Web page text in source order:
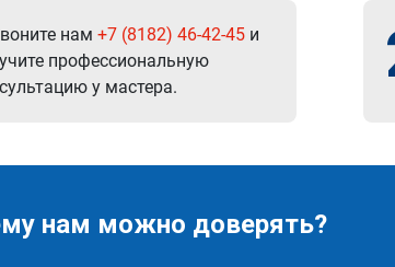
нам +7 (8182) 46-42-45 и
профессиональную
у мастера.
нам можно доверять?